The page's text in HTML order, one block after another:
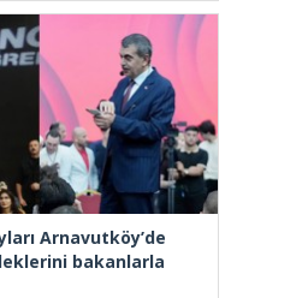
Arnavutköy’de
bakanlarla